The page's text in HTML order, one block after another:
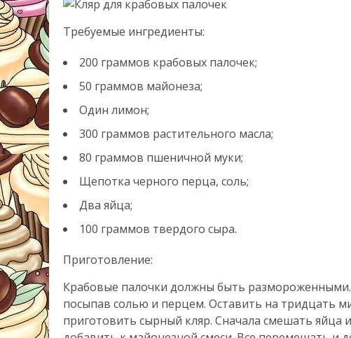
Требуемые ингредиенты:
200 граммов крабовых палочек;
50 граммов майонеза;
Один лимон;
300 граммов растительного масла;
80 граммов пшеничной муки;
Щепотка черного перца, соль;
Два яйца;
100 граммов твердого сыра.
Приготовление:
Крабовые палочки должны быть
посыпав солью и перцем. Оставить на тридцать
приготовить сырный кляр. Сначала смешать яйца